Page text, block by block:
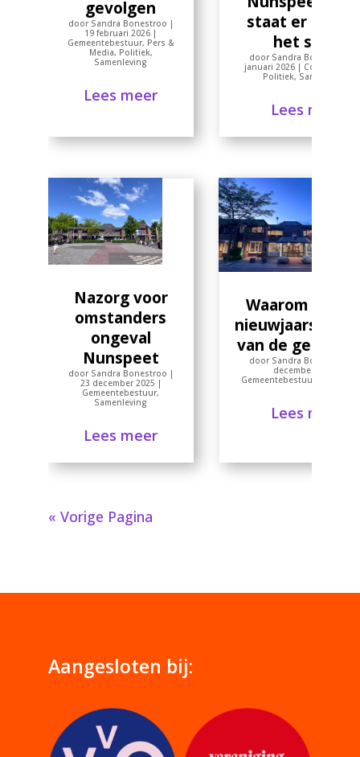
gevolgen
door Sandra Bonestroo |
19 februari 2026 |
Gemeentebestuur, Pers &
Media, Politiek,
Samenleving
Lees meer
staat er écht
het spel?
door Sandra Bonestroo
januari 2026| Column
Politiek, Samenleving
Lees meer
Nazorg voor
omstanders
ongeval
Nunspeet
door Sandra Bonestroo |
23 december 2025 |
Gemeentebestuur,
Samenleving
Lees meer
Waarom naar
van de
door Sandra Bonestroo
december 2025
Gemeentebestuur
Lees meer
« Vorige Pagina
Aangesloten bij: